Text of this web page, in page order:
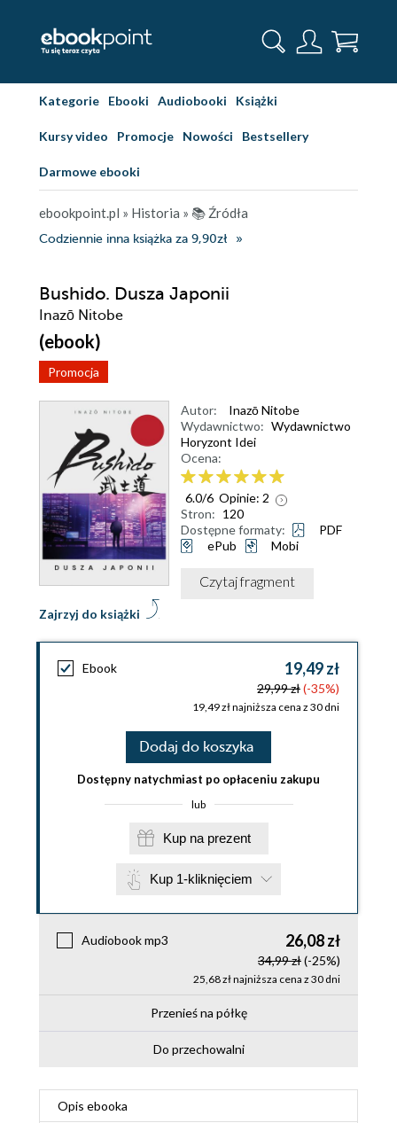
Kategorie Ebooki Audiobooki Książki
Kursy video Promocje Nowości Bestsellery
Darmowe ebooki
ebookpoint.pl » Historia » 📚 Źródła
Codziennie inna książka za 9,90zł
Bushido. Dusza Japonii
Inazō Nitobe
(ebook)
Promocja
Zajrzyj do książki
Autor:
Inazō Nitobe
Wydawnictwo: Wydawnictwo
Horyzont Idei
Ocena:
6.0/6 Opinie: 2
Stron: 120
Dostępne formaty:
PDF
ePub
Mobi
Czytaj fragment
Ebook 19,49 zł
29,99 zł(-35%)
19,49 zł najniższa cena z 30 dni
Dodaj do koszyka
Dostępny natychmiast po opłaceniu zakupu
lub
Kup na prezent
Kup 1-kliknięciem
Audiobook mp3 26,08 zł
34,99 zł(-25%)
25,68 zł najniższa cena z 30 dni
Przenieś na półkę
Do przechowalni
Opis ebooka